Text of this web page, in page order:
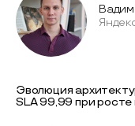
Эволюция
SLA 99,99 при росте